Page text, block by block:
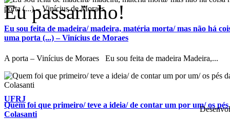
Eu sou feita de madeira/ madeira, matéria morta/ mas não há
uma porta (...) – Vinícius de Moraes
A porta – Vinícius de Moraes Eu sou feita de madeira Madeira,...
Quem foi que primeiro/ teve a ideia/ de contar um por um/ os
Colasanti
Eu passarinho!
UFRJ